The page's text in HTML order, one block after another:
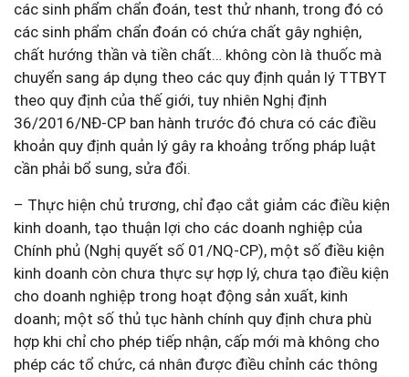
các sinh phẩm chẩn đoán, test thử nhanh, trong đó có
các sinh phẩm chẩn đoán có chứa chất gây nghiện,
chất hướng thần và tiền chất… không còn là thuốc mà
chuyển sang áp dụng theo các quy định quản lý TTBYT
theo quy định của thế giới, tuy nhiên Nghị định
36/2016/NĐ-CP ban hành trước đó chưa có các điều
khoản quy định quản lý gây ra khoảng trống pháp luật
cần phải bổ sung, sửa đổi.
– Thực hiện chủ trương, chỉ đạo cắt giảm các điều kiện
kinh doanh, tạo thuận lợi cho các doanh nghiệp của
Chính phủ (Nghị quyết số 01/NQ-CP), một số điều kiện
kinh doanh còn chưa thực sự hợp lý, chưa tạo điều kiện
cho doanh nghiệp trong hoạt động sản xuất, kinh
doanh; một số thủ tục hành chính quy định chưa phù
hợp khi chỉ cho phép tiếp nhận, cấp mới mà không cho
phép các tổ chức, cá nhân được điều chỉnh các thông